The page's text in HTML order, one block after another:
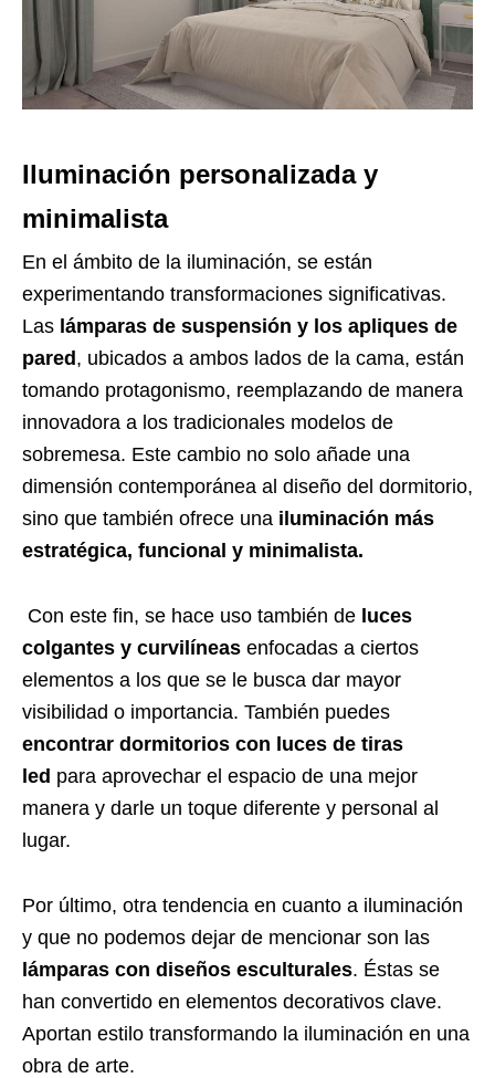
Iluminación personalizada y
minimalista
En el ámbito de la iluminación, se están
experimentando transformaciones significativas.
Las lámparas de suspensión y los apliques de
pared, ubicados a ambos lados de la cama, están
tomando protagonismo, reemplazando de manera
innovadora a los tradicionales modelos de
sobremesa. Este cambio no solo añade una
dimensión contemporánea al diseño del dormitorio,
sino que también ofrece una iluminación más
estratégica, funcional y minimalista.
Con este fin, se hace uso también de luces
colgantes y curvilíneas enfocadas a ciertos
elementos a los que se le busca dar mayor
visibilidad o importancia. También puedes
encontrar dormitorios con luces de tiras
led para aprovechar el espacio de una mejor
manera y darle un toque diferente y personal al
lugar.
Por último, otra tendencia en cuanto a iluminación
y que no podemos dejar de mencionar son las
lámparas con diseños esculturales. Éstas se
han convertido en elementos decorativos clave.
Aportan estilo transformando la iluminación en una
obra de arte.